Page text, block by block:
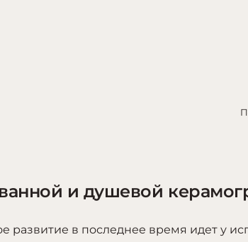
и душевой
развитие в последнее время идет у